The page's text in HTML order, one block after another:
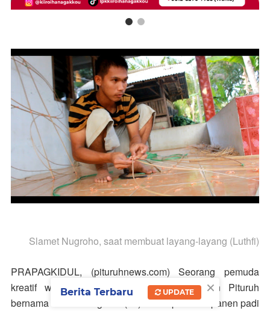
Slamet Nugroho, saat membuat layang-layang (Luthfi)
PRAPAGKIDUL, (pituruhnews.com)Seorang pemuda
kreatif warga Desa Prapagkidul, Kecamatan Pituruh
bernama Slamet Nugroho (19) disetiap musim panen padi
×
Berita Terbaru UPDATE